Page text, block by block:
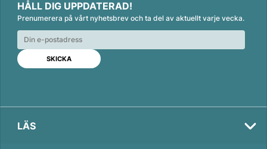
n
k
e
d
n
c
e
b
o
o
k
a
i
l
HÅLL DIG UPPDATERAD!
Prenumerera på vårt nyhetsbrev och ta del av aktuellt varje vecka.
LÄS